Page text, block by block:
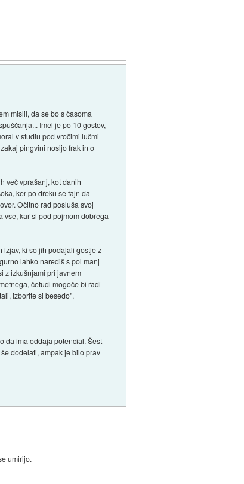
mislil, da se bo s časoma
Imel je po 10 gostov,
v studiu pod vročimi lučmi
pingvini nosijo frak in o
več vprašanj, kot danih
ker po dreku se fajn da
Očitno rad posluša svoj
vse, kar si pod pojmom dobrega
izjav, ki so jih podajali gostje z
lahko narediš s pol manj
z izkušnjami pri javnem
četudi mogoče bi radi
izborite si besedo".
da ima oddaja potencial. Šest
dodelati, ampak je bilo prav
umirijo.